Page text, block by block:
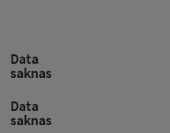
Data
saknas
Data
saknas